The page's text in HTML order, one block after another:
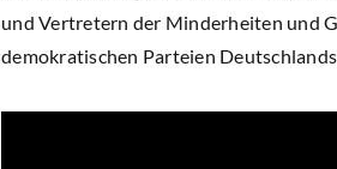
und Vertretern der Minderheiten und
demokratischen Parteien